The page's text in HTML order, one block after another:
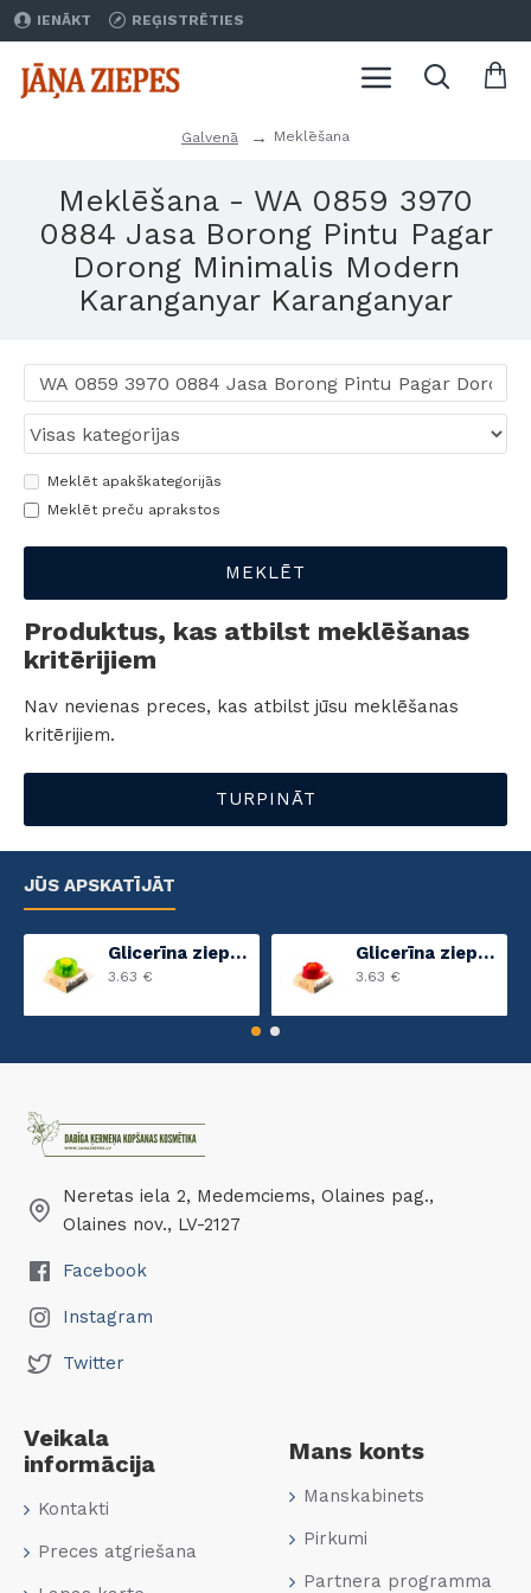
IENĀKT REĢISTRĒTIES
Galvenā Meklēšana
Meklēšana - WA 0859 3970
0884 Jasa Borong Pintu Pagar
Dorong Minimalis Modern
Karanganyar Karanganyar
Meklēt apakškategorijās
Meklēt preču aprakstos
MEKLĒT
Produktus, kas atbilst meklēšanas
kritērijiem
Nav nevienas preces, kas atbilst jūsu meklēšanas
kritērijiem.
TURPINĀT
JŪS APSKATĪJĀT
Glicerīna ziepes Zaļais ābols
3.63 €
Glicerīna ziepes Greipfrūts
3.63 €
Neretas iela 2, Medemciems, Olaines pag.,
Olaines nov., LV-2127
Facebook
Instagram
Twitter
Veikala
informācija
Kontakti
Preces atgriešana
Mans konts
Manskabinets
Pirkumi
Partnera programma